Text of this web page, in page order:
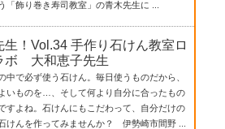
「飾り巻き寿司教室」の青木先生に ...
生！Vol.34 手作り石けん教室ロ
ボ 大和恵子先生
中で必ず使う石けん。毎日使うものだから、
いものを…、そして何より自分に合ったもの
すよね。石けんにもこだわって、自分だけの
けんを作ってみませんか？ 伊勢崎市間野 ...